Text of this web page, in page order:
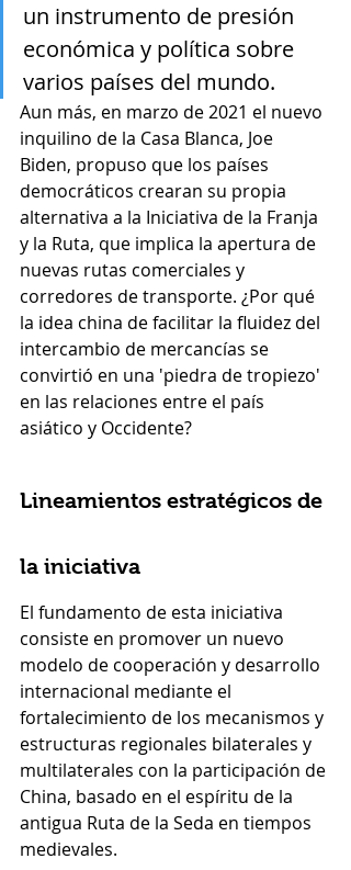
un instrumento de presión
económica y política sobre
varios países del mundo.
Aun más, en marzo de 2021 el nuevo
inquilino de la Casa Blanca, Joe
Biden, propuso que los países
democráticos crearan su propia
alternativa a la Iniciativa de la Franja
y la Ruta, que implica la apertura de
nuevas rutas comerciales y
corredores de transporte. ¿Por qué
la idea china de facilitar la fluidez del
intercambio de mercancías se
convirtió en una 'piedra de tropiezo'
en las relaciones entre el país
asiático y Occidente?
Lineamientos estratégicos de
la iniciativa
El fundamento de esta iniciativa
consiste en promover un nuevo
modelo de cooperación y desarrollo
internacional mediante el
fortalecimiento de los mecanismos y
estructuras regionales bilaterales y
multilaterales con la participación de
China, basado en el espíritu de la
antigua Ruta de la Seda en tiempos
medievales.